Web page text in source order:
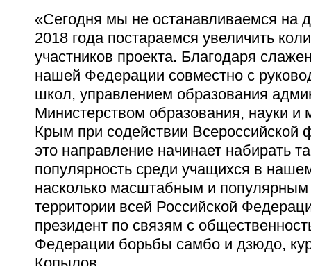
«Сегодня мы не останавливаемся на
2018 года постараемся увеличить
участников проекта. Благодаря
нашей Федерации совместно с
школ, управлением образования
Министерством образования, науки и
Крым при содействии Всероссийской
это направление начинает набирать
популярность среди учащихся в
насколько масштабным и популярным
территории всей Российской
президент по связям с
Федерации борьбы самбо и дзюдо,